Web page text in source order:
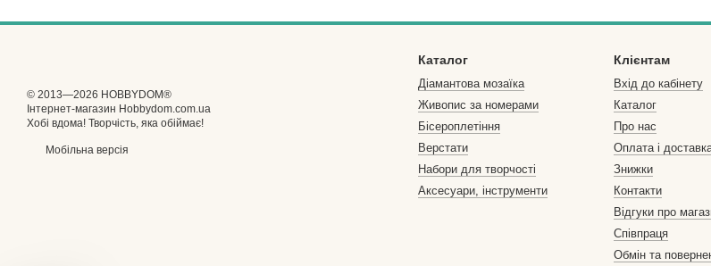
© 2013—2026 HOBBYDOM®
Інтернет-магазин Hobbydom.com.ua
Хобі вдома! Творчість, яка обіймає!
Мобільна версія
Каталог
Діамантова мозаїка
Живопис за номерами
Бісероплетіння
Верстати
Набори для творчості
Аксесуари, інструменти
Клієнтам
Вхід до кабінету
Каталог
Про нас
Оплата і
Знижки
Контакти
Відгуки про
Співпраця
Обмін та